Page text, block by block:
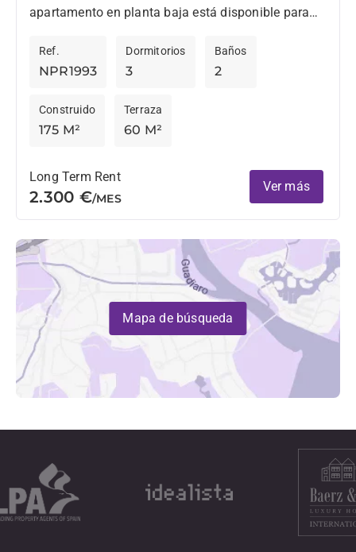
apartamento en planta baja está disponible para
Club, una de las...
NPR1993
Ref.
3
Dormitorios
2
Baños
175 M²
Construido
60 M²
Terraza
Long Term Rent
2.300 €/MES
Ver más
Mapa de búsqueda